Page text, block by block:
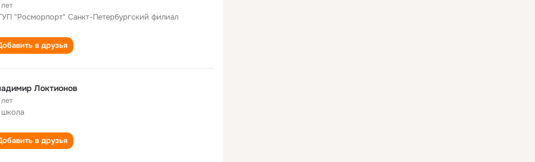
"Росморпорт" Санкт-Петербургский филиал
в друзья
Локтионов
школа
в друзья